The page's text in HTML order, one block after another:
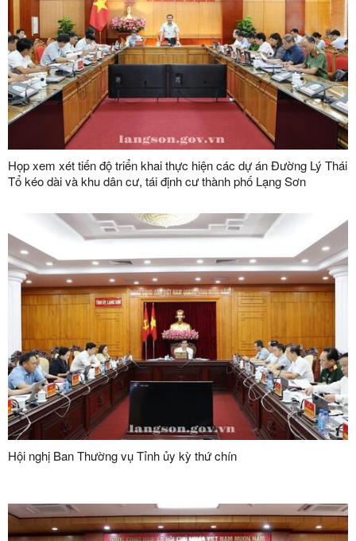
Họp xem xét tiến độ triển khai thực hiện các dự án Đường Lý Thái
Tổ kéo dài và khu dân cư, tái định cư thành phố Lạng Sơn
Hội nghị Ban Thường vụ Tỉnh ủy kỳ thứ chín